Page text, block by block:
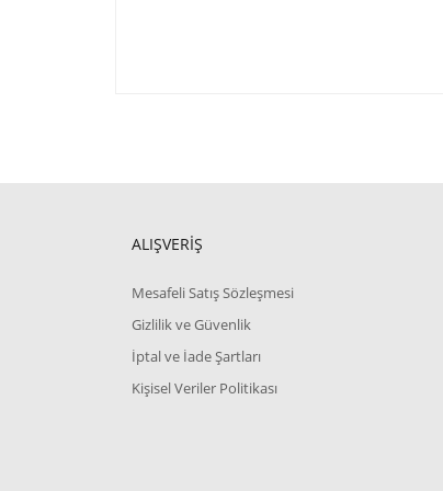
ALIŞVERİŞ
Mesafeli Satış Sözleşmesi
Gizlilik ve Güvenlik
İptal ve İade Şartları
Kişisel Veriler Politikası